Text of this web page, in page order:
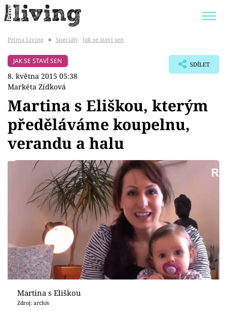
BYDLENÍ SLAVNÝCH
Témata
Bydlení
Zahrada
Design
Sledujte prima+
Přihlášení
Sledujte nás
Prima Living ■ Speciály Jak se staví sen
JAK SE STAVÍ SEN
8. května 2015 05:38
Markéta Zídková
SDÍLET
Martina s Eliškou, kterým
předěláváme koupelnu,
verandu a halu
Martina s Eliškou
Zdroj: archiv